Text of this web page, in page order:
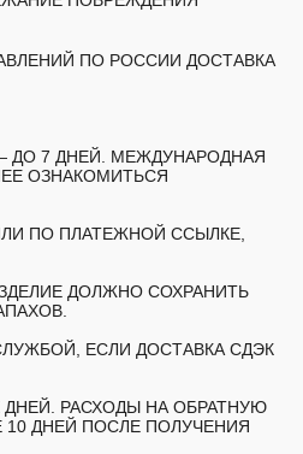
ПО РОССИИ ДОСТАВКА
ДО 7 ДНЕЙ. МЕЖДУНАРОДНАЯ
ОЗНАКОМИТЬСЯ
ПО ПЛАТЕЖНОЙ ССЫЛКЕ,
ДОЛЖНО СОХРАНИТЬ
ЕСЛИ ДОСТАВКА СДЭК
РАСХОДЫ НА ОБРАТНУЮ
ДНЕЙ ПОСЛЕ ПОЛУЧЕНИЯ